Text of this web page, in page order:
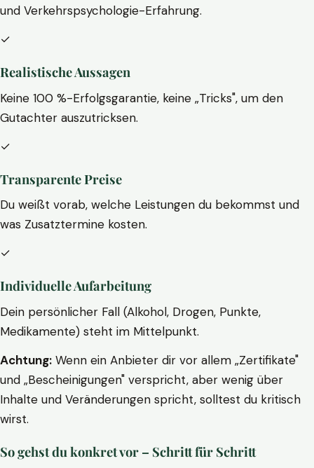
und Verkehrspsychologie-Erfahrung.
✓
Realistische Aussagen
Keine 100 %-Erfolgsgarantie, keine „Tricks", um den
Gutachter auszutricksen.
✓
Transparente Preise
Du weißt vorab, welche Leistungen du bekommst und
was Zusatztermine kosten.
✓
Individuelle Aufarbeitung
Dein persönlicher Fall (Alkohol, Drogen, Punkte,
Medikamente) steht im Mittelpunkt.
Achtung: Wenn ein Anbieter dir vor allem „Zertifikate"
und „Bescheinigungen" verspricht, aber wenig über
Inhalte und Veränderungen spricht, solltest du kritisch
wirst.
So gehst du konkret vor – Schritt für Schritt